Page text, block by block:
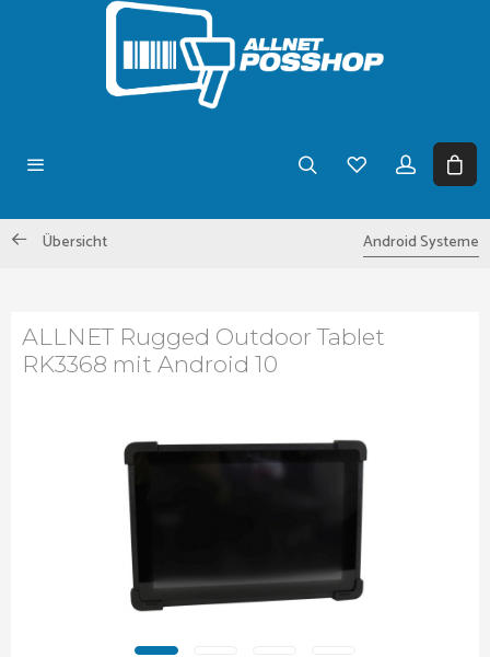
Übersicht Android Systeme
ALLNET Rugged Outdoor Tablet
RK3368 mit Android 10